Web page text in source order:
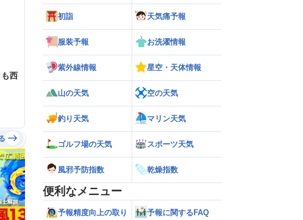
西
初詣 天気痛予報
服装予報 お洗濯情報
紫外線情報 星空・天体情報
山の天気 空の天気
釣り天気 マリン天気
ゴルフ場の天気 スポーツ天気
風邪予防指数 乾燥指数
便利なメニュー
予報精度向上の取り
予報に関するFAQ